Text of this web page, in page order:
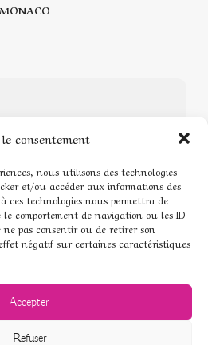
consentement
nous utilisons des technologies
et/ou accéder aux informations des
ces technologies nous permettra de
comportement de navigation ou les ID
pas consentir ou de retirer son
négatif sur certaines caractéristiques
Accepter
Refuser
MONACO
vente